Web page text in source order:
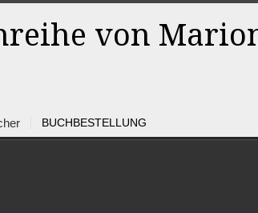
BUCHBESTELLUNG